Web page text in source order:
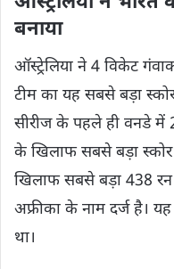
बनाया
ऑस्ट्रेलिया ने 4 विकेट
टीम का यह सबसे बड़ा
सीरीज के पहले ही वनडे में
के खिलाफ सबसे बड़ा
खिलाफ सबसे बड़ा 438 रन
अफ्रीका के नाम दर्ज है।
था।